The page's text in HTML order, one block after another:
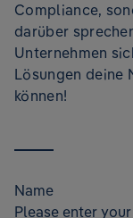
Compliance,
darüber
Unternehmen
Lösungen deine
können!
Name
Please enter